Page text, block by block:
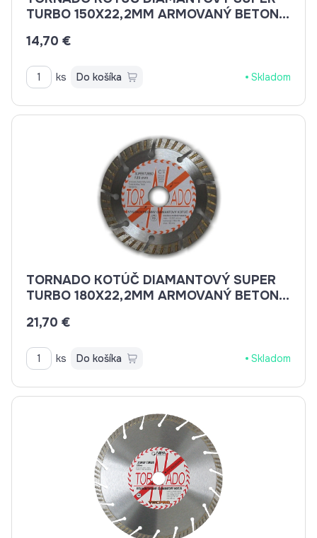
TURBO 150X22,2MM ARMOVANÝ BETON,
14,70 €
ks Do košíka Skladom
TORNADO KOTÚČ DIAMANTOVÝ SUPER
TURBO 180X22,2MM ARMOVANÝ BETON,
21,70 €
ks Do košíka Skladom